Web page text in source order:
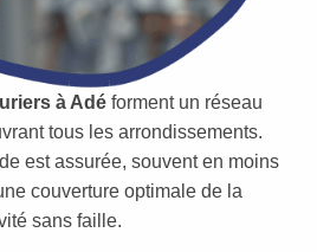
à Adé forment un réseau
tous les arrondissements.
est assurée, souvent en moins
couverture optimale de la
sans faille.